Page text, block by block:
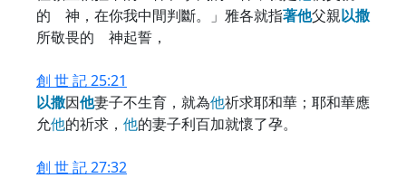
的 神，在你我中間判斷。」雅各就指著他父親以撒
所敬畏的 神起誓，
創 世 記 25:21
以撒因他妻子不生育，就為他祈求耶和華；耶和華應
允他的祈求， 他的妻子利百加就懷了孕。
創 世 記 27:32